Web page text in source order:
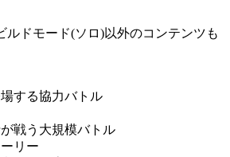
ルドモード(ソロ)以外のコンテンツも
する協力バトル
戦う大規模バトル
リー